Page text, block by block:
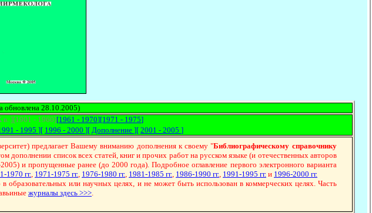
обновлена 28.10.2005)
в. ][1901 - 1960][1961 - 1970][1971 - 1975]
- 1995 ][ 1996 - 2000 ][ Дополнение ][ 2001 - 2005 ]
предлагает Вашему вниманию дополнения к своему "Библиографическому справочнику
список всех статей, книг и прочих работ на русском языке (и отечественных авторов
и пропущенные ранее (до 2000 года). Подробное оглавление первого электронного варианта
1970 гг. 1971-1975 гг. 1976-1980 гг. 1981-1985 гг. 1986-1990 гг. 1991-1995 гг. и 1996-2000 гг.
или научных целях, и не может быть использован в коммерческих целях. Часть
журналы здесь >>>